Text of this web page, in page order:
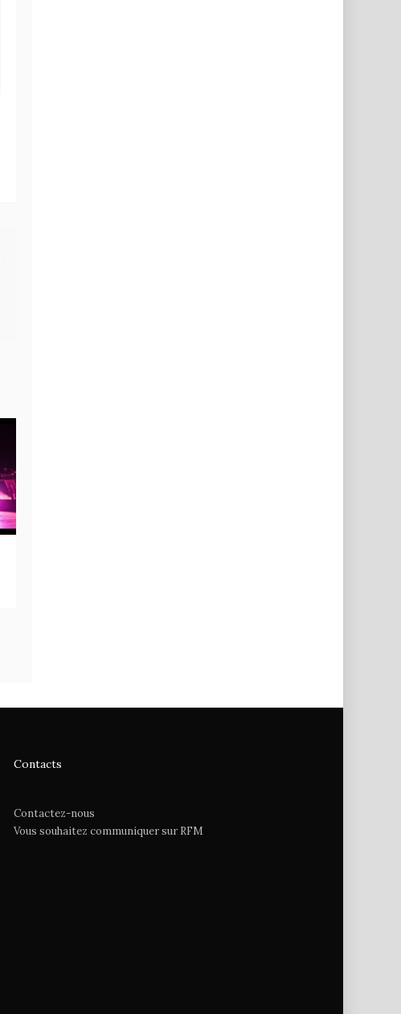
Contacts
Contactez-nous
Vous souhaitez communiquer sur RFM